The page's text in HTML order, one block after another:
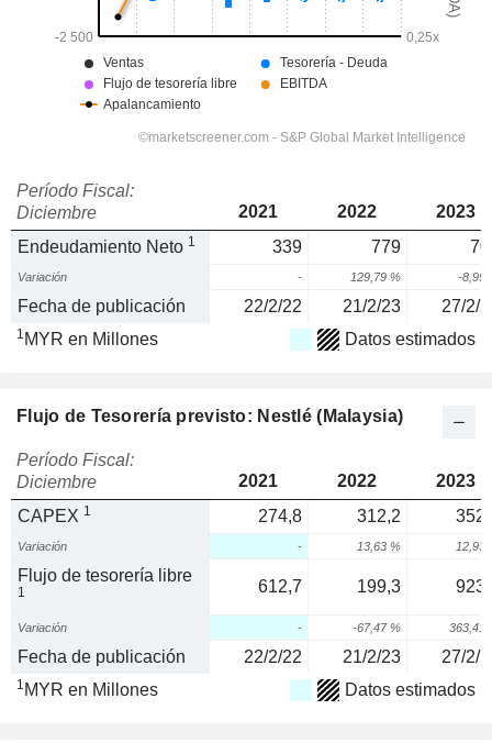
Período Fiscal:
Diciembre
2021 2022
2023
Endeudamiento Neto 1 339 779
Variación - 129,79 % -8,99
Fecha de publicación 22/2/22 21/2/23 27/2/
1 MYR en Millones Datos estimados
Flujo de Tesorería previsto: Nestlé (Malaysia)
Período Fiscal:
Diciembre
2021 2022
2023
CAPEX 1 274,8 312,2
Variación - 13,63 % 12,93
Flujo de tesorería libre
1 612,7 199,3
Variación - -67,47 % 363,41
Fecha de publicación 22/2/22 21/2/23 27/2/
1 MYR en Millones Datos estimados